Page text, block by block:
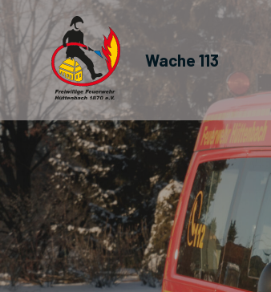
Wache 113